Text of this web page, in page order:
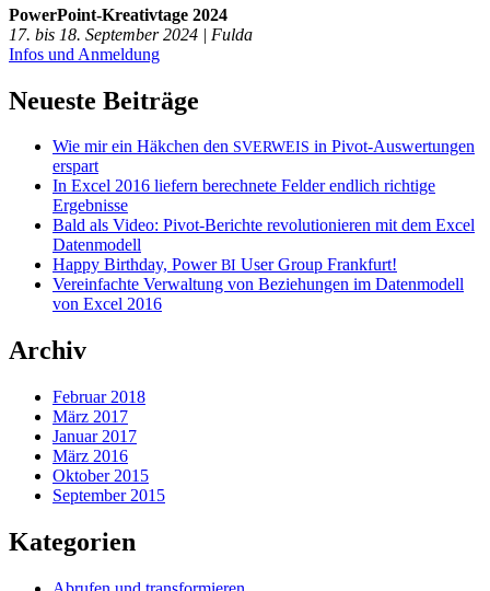
PowerPoint-Kreativtage 2024
17. bis 18. September 2024 | Fulda
Infos und Anmeldung
Neueste Beiträge
Wie mir ein Häkchen den SVERWEIS in Pivot-Auswertungen
erspart
In Excel 2016 liefern berechnete Felder endlich richtige
Ergebnisse
Bald als Video: Pivot-Berichte revolutionieren mit dem Excel
Datenmodell
Happy Birthday, PowerBI User Group Frankfurt!
Vereinfachte Verwaltung von Beziehungen im Datenmodell
von Excel 2016
Archiv
Februar 2018
März 2017
Januar 2017
März 2016
Oktober 2015
September 2015
Kategorien